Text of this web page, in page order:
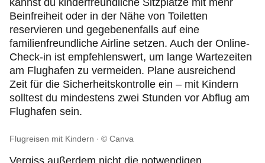
kannst du kinderfreundliche Sitzplätze mit mehr
Beinfreiheit oder in der Nähe von Toiletten
reservieren und gegebenenfalls auf eine
familienfreundliche Airline setzen. Auch der Online-
Check‑in ist empfehlenswert, um lange Wartezeiten
am Flughafen zu vermeiden. Plane ausreichend
Zeit für die Sicherheitskontrolle ein – mit Kindern
solltest du mindestens zwei Stunden vor Abflug am
Flughafen sein.
Flugreisen mit Kindern © Canva
Vergiss außerdem nicht die notwendigen